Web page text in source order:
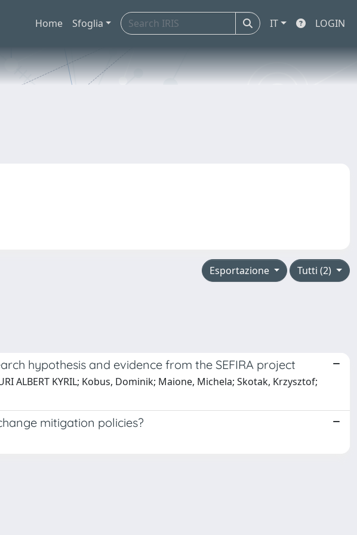
Home Sfoglia IT LOGIN
Tutti (2)
Esportazione
hypothesis and evidence from the SEFIRA project
ALBERT KYRIL; Kobus, Dominik; Maione, Michela; Skotak, Krzysztof;
mitigation policies?